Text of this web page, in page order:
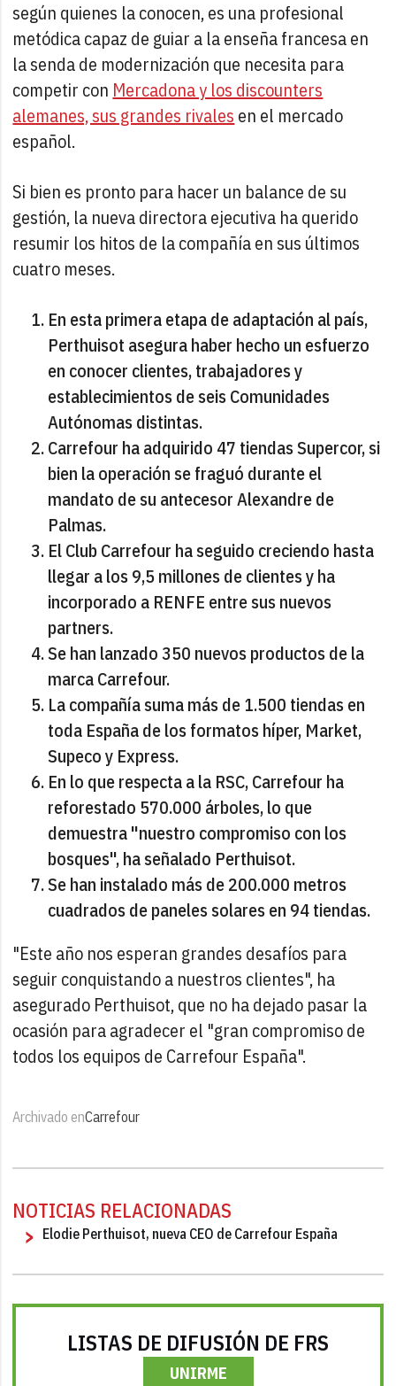
según quienes la conocen, es una profesional
metódica capaz de guiar a la enseña francesa en
la senda de modernización que necesita para
competir con Mercadona y los discounters
alemanes, sus grandes rivales en el mercado
español.
Si bien es pronto para hacer un balance de su
gestión, la nueva directora ejecutiva ha querido
resumir los hitos de la compañía en sus últimos
cuatro meses.
En esta primera etapa de adaptación al país,
Perthuisot asegura haber hecho un esfuerzo
en conocer clientes, trabajadores y
establecimientos de seis Comunidades
Autónomas distintas.
Carrefour ha adquirido 47 tiendas Supercor, si
bien la operación se fraguó durante el
mandato de su antecesor Alexandre de
Palmas.
El Club Carrefour ha seguido creciendo hasta
llegar a los 9,5 millones de clientes y ha
incorporado a RENFE entre sus nuevos
partners.
Se han lanzado 350 nuevos productos de la
marca Carrefour.
La compañía suma más de 1.500 tiendas en
toda España de los formatos híper, Market,
Supeco y Express.
En lo que respecta a la RSC, Carrefour ha
reforestado 570.000 árboles, lo que
demuestra "nuestro compromiso con los
bosques", ha señalado Perthuisot.
Se han instalado más de 200.000 metros
cuadrados de paneles solares en 94 tiendas.
"Este año nos esperan grandes desafíos para
seguir conquistando a nuestros clientes", ha
asegurado Perthuisot, que no ha dejado pasar la
ocasión para agradecer el "gran compromiso de
todos los equipos de Carrefour España".
Archivado enCarrefour
NOTICIAS RELACIONADAS
Elodie Perthuisot, nueva CEO de Carrefour España
LISTAS DE DIFUSIÓN DE FRS
UNIRME